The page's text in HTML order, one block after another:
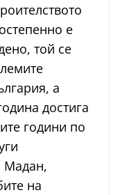
е
той се
а
достига
години по
Мадан,
на